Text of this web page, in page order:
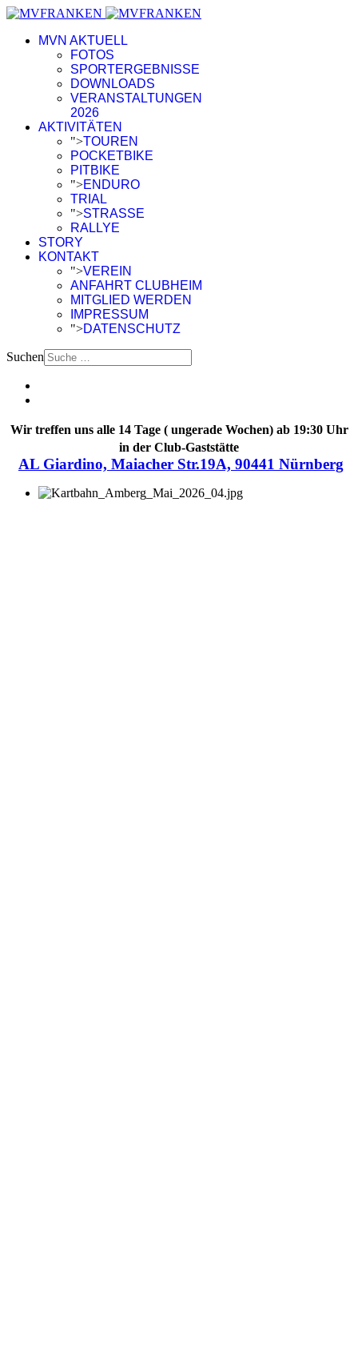
MVN AKTUELL
FOTOS
SPORTERGEBNISSE
DOWNLOADS
VERANSTALTUNGEN
2026
AKTIVITÄTEN
">TOUREN
POCKETBIKE
PITBIKE
">ENDURO
TRIAL
">STRASSE
RALLYE
STORY
KONTAKT
">VEREIN
ANFAHRT CLUBHEIM
MITGLIED WERDEN
IMPRESSUM
">DATENSCHUTZ
Suchen
Wir treffen uns alle 14 Tage ( ungerade Wochen) ab 19:30 Uhr
in der Club-Gaststätte
AL Giardino, Maiacher Str.19A, 90441 Nürnberg